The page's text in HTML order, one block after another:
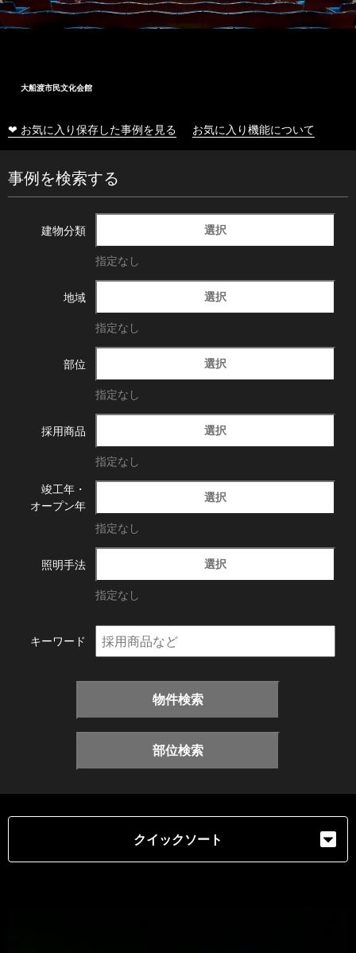
大船渡市民文化会館
❤ お気に入り保存した事例を見る お気に入り機能について
事例を検索する
建物分類 選択
指定なし
地域 選択
指定なし
部位 選択
指定なし
採用商品 選択
指定なし
竣工年・
オープン年
選択
指定なし
照明手法 選択
指定なし
キーワード
物件検索
部位検索
クイックソート